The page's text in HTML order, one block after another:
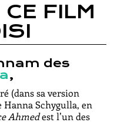
CE FILM
des
,
(dans sa version
Schygulla, en
Ahmedest l’un des